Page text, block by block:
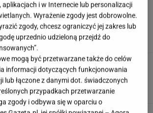
ile emerytury dostaje Kwaśniewska.
zaskakuje
Poszedł na L4 i stracił pracę. Firma zapłaci
teraz 200 tys. euro
i w Internecie lub personalizacji
Wyrażenie zgody jest dobrowolne.
zgody, chcesz ograniczyć jej zakres lub
uprzednio udzieloną przejdź do
mogą być przetwarzane także do celów
informacji dotyczących funkcjonowania
lub łączone z danymi dot. świadczonych
przypadkach przetwarzanie
zgody i odbywa się w oparciu o